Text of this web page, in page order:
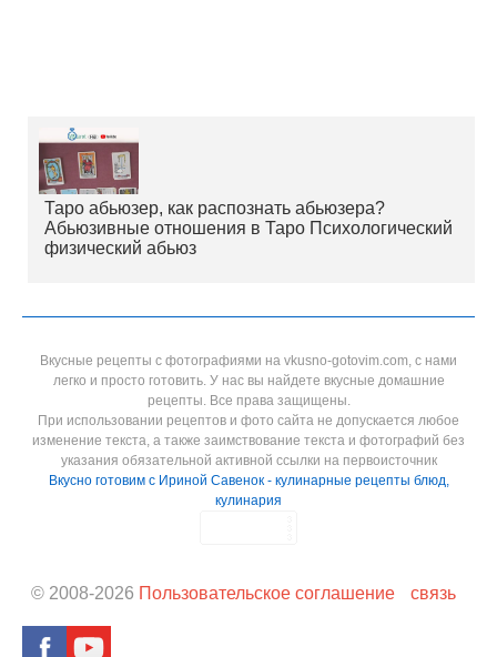
Таро абьюзер, как распознать абьюзера?
Абьюзивные отношения в Таро Психологический
физический абьюз
Вкусные рецепты с фотографиями на vkusno-gotovim.com, с нами
легко и просто готовить. У нас вы найдете вкусные домашние
рецепты. Все права защищены.
При использовании рецептов и фото сайта не допускается любое
изменение текста, а также заимствование текста и фотографий без
указания обязательной активной ссылки на первоисточник
Вкусно готовим с Ириной Савенок - кулинарные рецепты блюд,
кулинария
© 2008-2026 Пользовательское соглашение связь